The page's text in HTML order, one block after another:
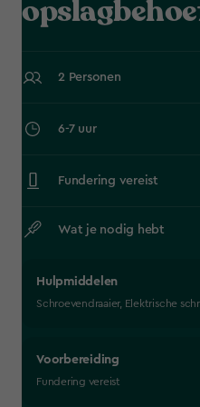
2 Personen
6-7 uur
Fundering vereist
Wat je nodig hebt
Hulpmiddelen
Schroevendraaier, Elektrische
Voorbereiding
Fundering vereist